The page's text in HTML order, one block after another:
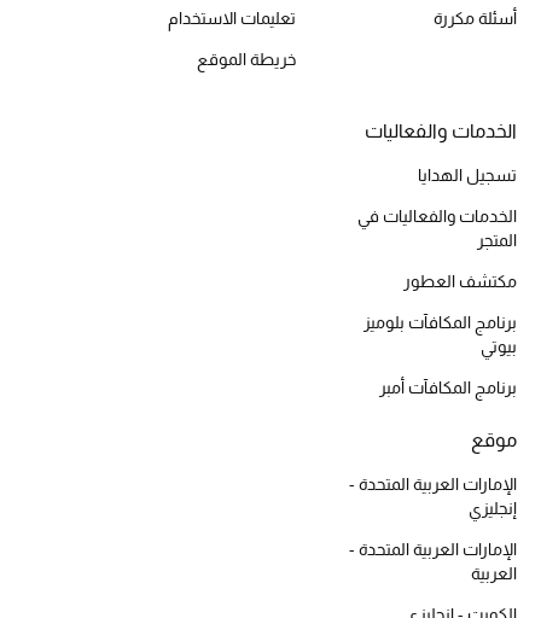
أحذية للأطفال
أحذية مختارة
خصومات
الجديد في عالم الجمال
أسئلة مكررة تعليمات الاستخدام
خريطة الموقع
الخدمات والفعاليات
تسجيل الهدايا
الخدمات والفعاليات في
المتجر
مكتشف العطور
برنامج المكافآت بلوميز
بيوتي
برنامج المكافآت أمبر
موقع
الإمارات العربية المتحدة -
إنجليزي
الإمارات العربية المتحدة -
العربية